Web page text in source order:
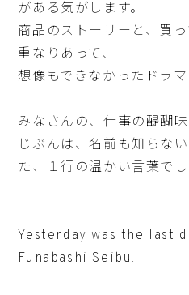
がある気がします。
商品のストーリーと、買
重なりあって、
想像もできなかったドラ
みなさんの、仕事の醍醐味
じぶんは、名前も知らな
た、１行の温かい言葉でし
Yesterday was the last
Funabashi Seibu.